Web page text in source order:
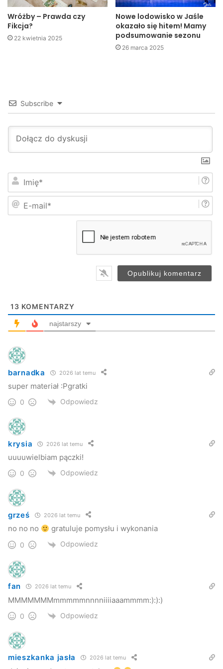
W pogoni za babcinymi przepisami
Bogaci w taką wiedzę ruszyliśmy tropem tradycyjnych
dotarliśmy do piekarni pana
, który zgodził
się uchylić rąbka tajemnicy i pokazać nam jak robi się
tradycyjne oraz jak sam podkreśla – oparte na babcinych
recepturach pączki.
Więcej w materiale video.
Kuba Kowalczyk
Jaslonet.pl
Wróżby – Prawda czy
Fikcja?
22 kwietnia 2025
Nowe lodowisko w Jaśle
okazało się hitem! Mamy
podsumowanie sezonu
26 marca 2025
Subscribe
i
m
13 KOMENTARZY
najstarszy
barnadka 2026 lat temu
super materiał :Pgratki
0 Odpowiedz
krysia 2026 lat temu
uuuuwielbiam pączki!
0 Odpowiedz
grześ 2026 lat temu
no no no gratuluje pomysłu i wykonania
0 Odpowiedz
fan 2026 lat temu
MMMMMMMmmmmmnnnniiiiaaammmm:):):)
0 Odpowiedz
mieszkanka jasła 2026 lat temu